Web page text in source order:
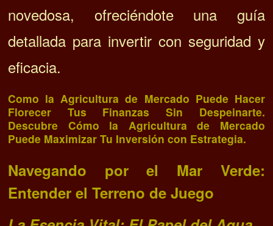
novedosa, ofreciéndote una guía
detallada para invertir con seguridad y
eficacia.
Como la Agricultura de Mercado Puede Hacer
Florecer Tus Finanzas Sin Despeinarte.
Descubre Cómo la Agricultura de Mercado
Puede Maximizar Tu Inversión con Estrategia.
Navegando por el Mar Verde:
Entender el Terreno de Juego